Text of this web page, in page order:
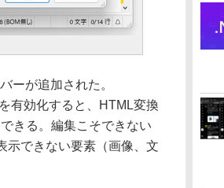
ーが追加された。
有効化すると、HTML変換
きる。編集こそできない
示できない要素（画像、文